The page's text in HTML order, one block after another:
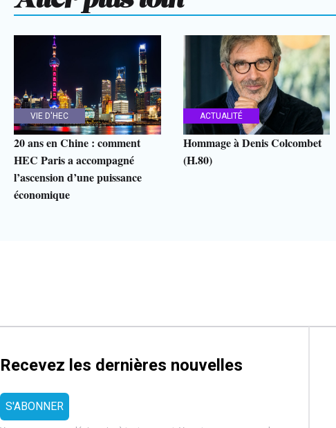
VIE D'HEC
20 ans en Chine : comment
HEC Paris a accompagné
l’ascension d’une puissance
économique
ACTUALITÉ
Hommage à Denis Colcombet
(H.80)
Recevez les dernières nouvelles